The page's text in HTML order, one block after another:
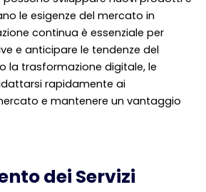
le esigenze del mercato in
continua è essenziale per
e anticipare le tendenze del
la trasformazione digitale, le
rapidamente ai
e mantenere un vantaggio
dei Servizi